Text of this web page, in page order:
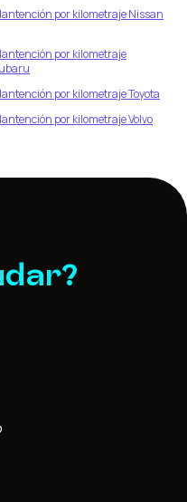
por kilometrajeNissan
por kilometraje
por kilometrajeToyota
por kilometrajeVolvo